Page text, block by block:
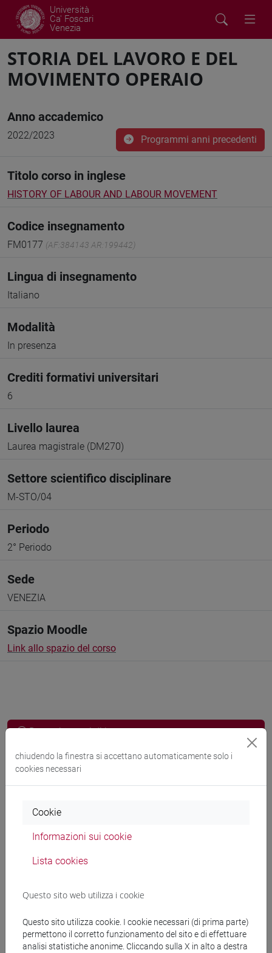
Università
Ca' Foscari
Venezia
STORIA DEL LAVORO E DEL
MOVIMENTO OPERAIO
Anno accademico
2022/2023 Programmi anni precedenti
Titolo corso in inglese
HISTORY OF LABOUR AND LABOUR MOVEMENT
Codice insegnamento
FM0177 (AF:384143 AR:199442)
Lingua di insegnamento
Italiano
Modalità
In presenza
Crediti formativi universitari
6
Livello laurea
Laurea magistrale (DM270)
Settore scientifico disciplinare
M-STO/04
Periodo
2° Periodo
Sede
VENEZIA
Spazio Moodle
Link allo spazio del corso
Docenti e corsi di laurea
Programma
ZAZZARA Gilda- 30h Lezione
Materiali su Moodle
chiudendo la finestra si accettano automaticamente solo i
cookies necessari
Cookie
Informazioni sui cookie
Lista cookies
Questo sito web utilizza i cookie
Questo sito utilizza cookie. I cookie necessari (di prima parte)
permettono il corretto funzionamento del sito e di effettuare
analisi statistiche anonime. Cliccando sulla X in alto a destra